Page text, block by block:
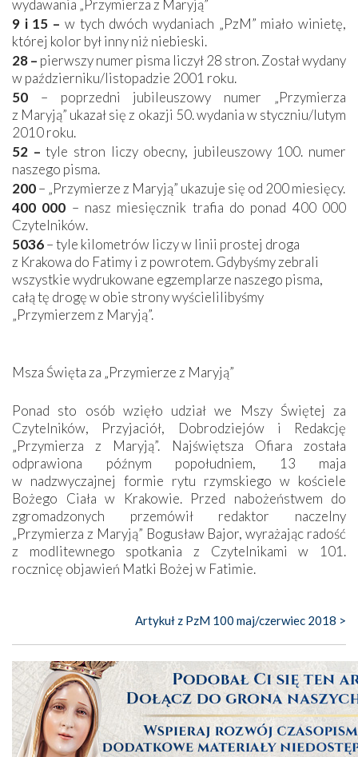
wydawania „Przymierza z Maryją”
9 i 15 – w tych dwóch wydaniach „PzM” miało winietę,
której kolor był inny niż niebieski.
28 – pierwszy numer pisma liczył 28 stron. Został wydany
w październiku/listopadzie 2001 roku.
50 – poprzedni jubileuszowy numer „Przymierza
z Maryją” ukazał się z okazji 50. wydania w styczniu/lutym
2010 roku.
52 –tyle stron liczy obecny, jubileuszowy 100. numer
naszego pisma.
200– „Przymierze z Maryją” ukazuje się od 200 miesięcy.
400 000 – nasz miesięcznik trafia do ponad 400 000
Czytelników.
5036– tyle kilometrów liczy w linii prostej droga
z Krakowa do Fatimy i z powrotem. Gdybyśmy zebrali
wszystkie wydrukowane egzemplarze naszego pisma,
całą tę drogę w obie strony wyścielilibyśmy
„Przymierzem z Maryją”.
Msza Święta za „Przymierze z Maryją”
Ponad sto osób wzięło udział we Mszy Świętej za
Czytelników, Przyjaciół, Dobrodziejów i Redakcję
„Przymierza z Maryją”. Najświętsza Ofiara została
odprawiona późnym popołudniem, 13 maja
w nadzwyczajnej formie rytu rzymskiego w kościele
Bożego Ciała w Krakowie. Przed nabożeństwem do
zgromadzonych przemówił redaktor naczelny
„Przymierza z Maryją” Bogusław Bajor, wyrażając radość
z modlitewnego spotkania z Czytelnikami w 101.
rocznicę objawień Matki Bożej w Fatimie.
Artykuł z PzM 100 maj/czerwiec 2018 >